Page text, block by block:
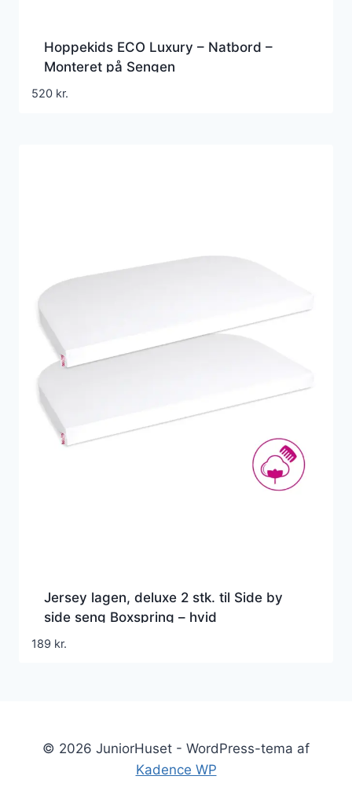
Hoppekids ECO Luxury – Natbord –
Monteret på Sengen
520 kr.
Jersey lagen, deluxe 2 stk. til Side by
side seng Boxspring – hvid
189 kr.
© 2026 JuniorHuset - WordPress-tema af
Kadence WP